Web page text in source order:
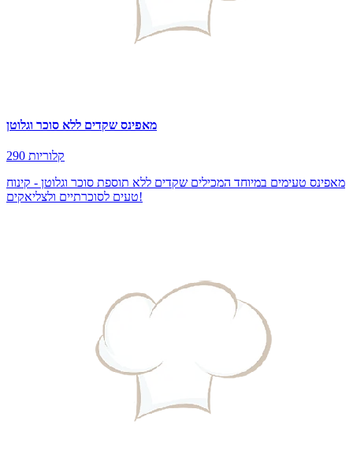
מאפינס שקדים ללא סוכר וגלוטן
290 קלוריות
מאפינס טעימים במיוחד המכילים שקדים ללא תוספת סוכר וגלוטן - קינוח
טעים לסוכרתיים ולצליאקים!